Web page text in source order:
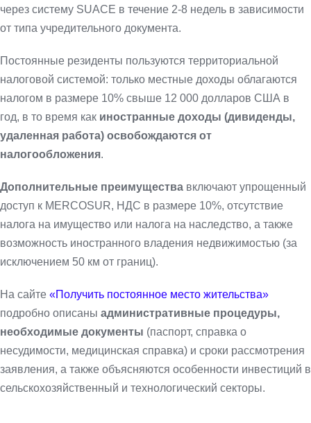
через систему SUACE в течение 2-8 недель в зависимости
от типа учредительного документа.
Постоянные резиденты пользуются территориальной
налоговой системой: только местные доходы облагаются
налогом в размере 10% свыше 12 000 долларов США в
год, в то время как иностранные доходы (дивиденды,
удаленная работа) освобождаются от
налогообложения.
Дополнительные преимущества включают упрощенный
доступ к MERCOSUR, НДС в размере 10%, отсутствие
налога на имущество или налога на наследство, а также
возможность иностранного владения недвижимостью (за
исключением 50 км от границ).
На сайте «Получить постоянное место жительства»
подробно описаны административные процедуры,
необходимые документы (паспорт, справка о
несудимости, медицинская справка) и сроки рассмотрения
заявления, а также объясняются особенности инвестиций в
сельскохозяйственный и технологический секторы.